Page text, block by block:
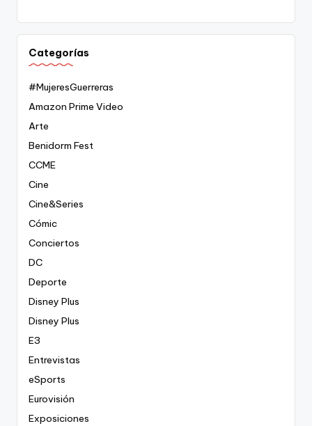
Categorías
#MujeresGuerreras
Amazon Prime Video
Arte
Benidorm Fest
CCME
Cine
Cine&Series
Cómic
Conciertos
DC
Deporte
Disney Plus
Disney Plus
E3
Entrevistas
eSports
Eurovisión
Exposiciones